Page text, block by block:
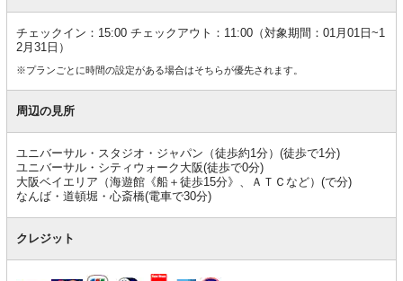
チェックイン：15:00 チェックアウト：11:00（対象期間：01月01日~1
2月31日）
※プランごとに時間の設定がある場合はそちらが優先されます。
周辺の見所
ユニバーサル・スタジオ・ジャパン（徒歩約1分）(徒歩で1分)
ユニバーサル・シティウォーク大阪(徒歩で0分)
大阪ベイエリア（海遊館《船＋徒歩15分》、ＡＴＣなど）(で分)
なんば・道頓堀・心斎橋(電車で30分)
クレジット